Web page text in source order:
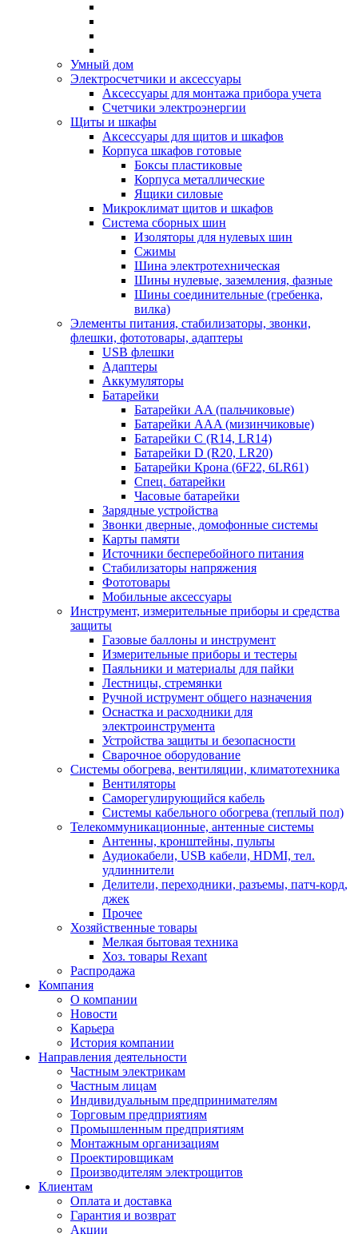
Умный дом
Электросчетчики и аксессуары
Аксессуары для монтажа прибора учета
Счетчики электроэнергии
Щиты и шкафы
Аксессуары для щитов и шкафов
Корпуса шкафов готовые
Боксы пластиковые
Корпуса металлические
Ящики силовые
Микроклимат щитов и шкафов
Система сборных шин
Изоляторы для нулевых шин
Сжимы
Шина электротехническая
Шины нулевые, заземления, фазные
Шины соединительные (гребенка,
вилка)
Элементы питания, стабилизаторы, звонки,
флешки, фототовары, адаптеры
USB флешки
Адаптеры
Аккумуляторы
Батарейки
Батарейки AA (пальчиковые)
Батарейки AAA (мизинчиковые)
Батарейки C (R14, LR14)
Батарейки D (R20, LR20)
Батарейки Крона (6F22, 6LR61)
Спец. батарейки
Часовые батарейки
Зарядные устройства
Звонки дверные, домофонные системы
Карты памяти
Источники бесперебойного питания
Стабилизаторы напряжения
Фототовары
Мобильные аксессуары
Инструмент, измерительные приборы и средства
защиты
Газовые баллоны и инструмент
Измерительные приборы и тестеры
Паяльники и материалы для пайки
Лестницы, стремянки
Ручной иструмент общего назначения
Оснастка и расходники для
электроинструмента
Устройства защиты и безопасности
Сварочное оборудование
Системы обогрева, вентиляции, климатотехника
Вентиляторы
Саморегулирующийся кабель
Системы кабельного обогрева (теплый пол)
Телекоммуникационные, антенные системы
Антенны, кронштейны, пульты
Аудиокабели, USB кабели, HDMI, тел.
удлиннители
Делители, переходники, разъемы, патч-корд,
джек
Прочее
Хозяйственные товары
Мелкая бытовая техника
Хоз. товары Rexant
Распродажа
Компания
О компании
Новости
Карьера
История компании
Направления деятельности
Частным электрикам
Частным лицам
Индивидуальным предпринимателям
Торговым предприятиям
Промышленным предприятиям
Монтажным организациям
Проектировщикам
Производителям электрощитов
Клиентам
Оплата и доставка
Гарантия и возврат
Акции